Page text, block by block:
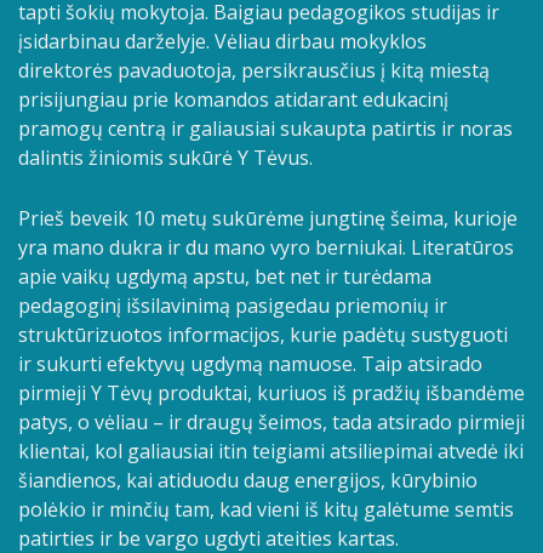
tapti šokių mokytoja. Baigiau pedagogikos studijas ir
įsidarbinau darželyje. Vėliau dirbau mokyklos
direktorės pavaduotoja, persikrausčius į kitą miestą
prisijungiau prie komandos atidarant edukacinį
pramogų centrą ir galiausiai sukaupta patirtis ir noras
dalintis žiniomis sukūrė Y Tėvus.
Prieš beveik 10 metų sukūrėme jungtinę šeima, kurioje
yra mano dukra ir du mano vyro berniukai. Literatūros
apie vaikų ugdymą apstu, bet net ir turėdama
pedagoginį išsilavinimą pasigedau priemonių ir
struktūrizuotos informacijos, kurie padėtų sustyguoti
ir sukurti efektyvų ugdymą namuose. Taip atsirado
pirmieji Y Tėvų produktai, kuriuos iš pradžių išbandėme
patys, o vėliau – ir draugų šeimos, tada atsirado pirmieji
klientai, kol galiausiai itin teigiami atsiliepimai atvedė iki
šiandienos, kai atiduodu daug energijos, kūrybinio
polėkio ir minčių tam, kad vieni iš kitų galėtume semtis
patirties ir be vargo ugdyti ateities kartas.